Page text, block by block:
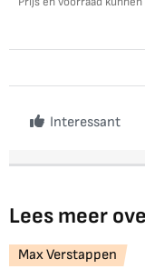
Interessant
Lees meer
Max Verstappen